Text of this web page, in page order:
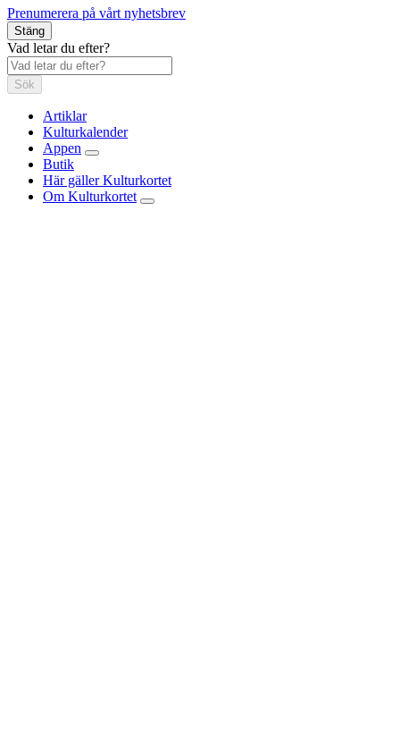
Prenumerera på vårt nyhetsbrev
Stäng
Vad letar du efter?
Sök
Artiklar
Kulturkalender
Appen
Butik
Här gäller Kulturkortet
Om Kulturkortet